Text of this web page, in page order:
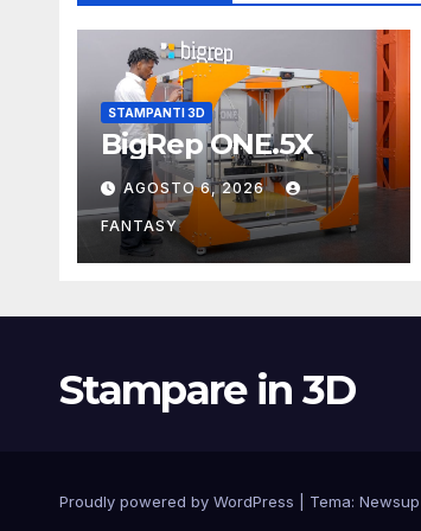
STAMPANTI 3D
BigRep ONE.5X
AGOSTO 6, 2026
FANTASY
Stampare in 3D
Proudly powered by WordPress Tema: Newsup